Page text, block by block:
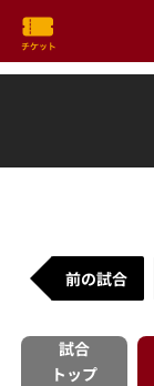
前の試合
試合
トップ